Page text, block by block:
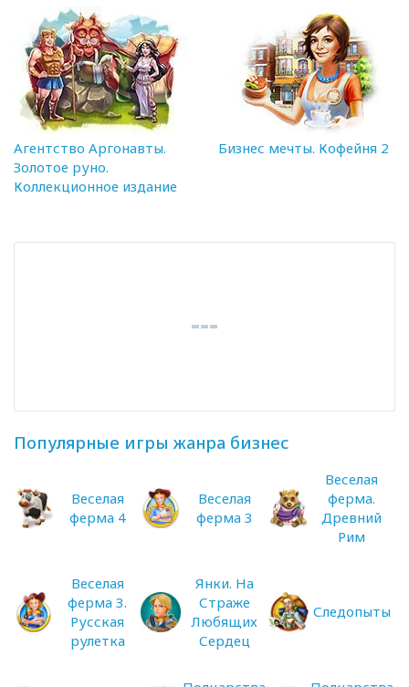
Агентство Аргонавты.
Золотое руно.
Коллекционное издание
Бизнес мечты. Кофейня 2
Популярные игры жанра бизнес
Веселая
ферма 4
Веселая
ферма 3
Веселая
ферма.
Древний
Рим
Веселая
ферма 3.
Русская
рулетка
Янки. На
Страже
Любящих
Сердец
Следопыты